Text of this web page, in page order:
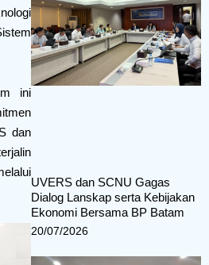
ini
dan
UVERS dan SCNU Gagas
Dialog Lanskap serta Kebijakan
Ekonomi Bersama BP Batam
20/07/2026